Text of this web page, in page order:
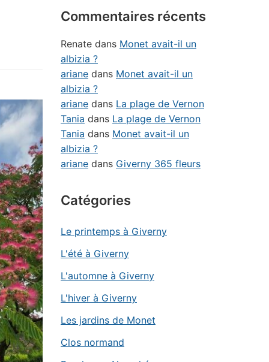
Commentaires récents
Renate dans Monet avait-il un
albizia ?
ariane dans Monet avait-il un
albizia ?
ariane dans La plage de Vernon
Tania dans La plage de Vernon
Tania dans Monet avait-il un
albizia ?
ariane dans Giverny 365 fleurs
Catégories
Le printemps à Giverny
L'été à Giverny
L'automne à Giverny
L'hiver à Giverny
Les jardins de Monet
Clos normand